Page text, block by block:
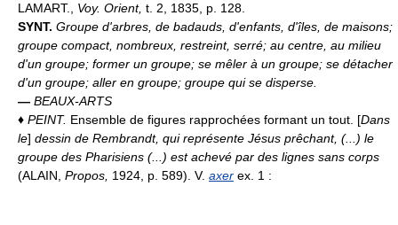
LAMART., Voy. Orient, t. 2, 1835, p. 128.
SYNT. Groupe d'arbres, de badauds, d'enfants, d'îles, de maisons;
groupe compact, nombreux, restreint, serré; au centre, au milieu
d'un groupe; former un groupe; se mêler à un groupe; se détacher
d'un groupe; aller en groupe; groupe qui se disperse.
— BEAUX-ARTS
♦ PEINT. Ensemble de figures rapprochées formant un tout. [Dans
le] dessin de Rembrandt, qui représente Jésus prêchant, (...) le
groupe des Pharisiens (...) est achevé par des lignes sans corps
(ALAIN, Propos, 1924, p. 589). V. axer ex. 1 :